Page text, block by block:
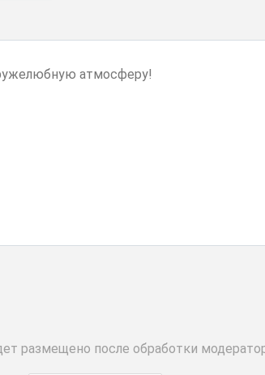
размещено после обработки